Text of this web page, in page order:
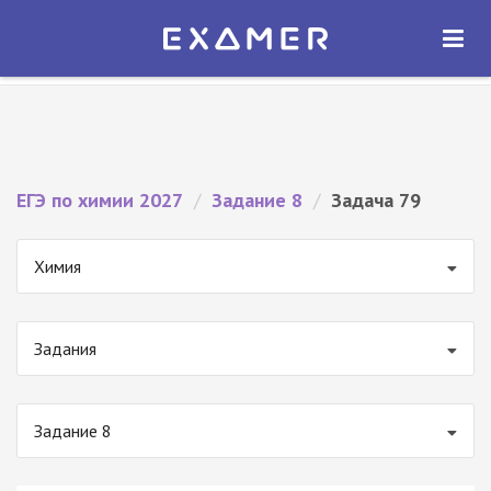
Экзамер — ЕГЭ 2027
ОТКРЫТЬ
ЕГЭ по химии 2027 / Задание 8 / Задача 79
Химия
Задания
Задание 8